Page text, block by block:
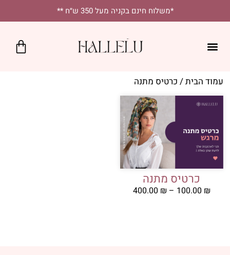
*משלוח חינם בקניה מעל 350 ש״ח **
עמוד הבית/ כרטיס מתנה
כרטיס מתנה
100.00 ₪
–
400.00 ₪